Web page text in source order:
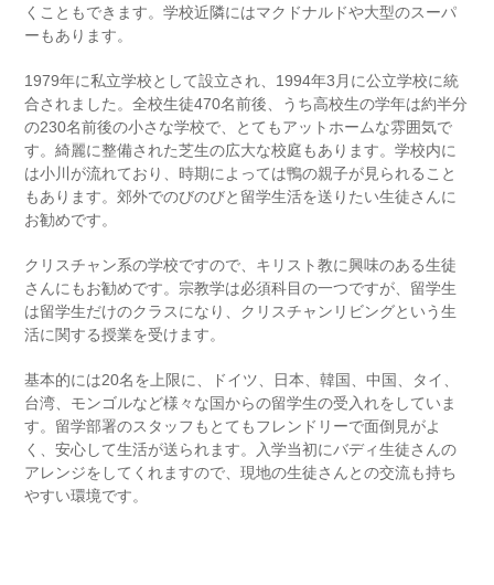
くこともできます。学校近隣にはマクドナルドや大型のスーパ
ーもあります。
1979年に私立学校として設立され、1994年3月に公立学校に統
合されました。全校生徒470名前後、うち高校生の学年は約半分
の230名前後の小さな学校で、とてもアットホームな雰囲気で
す。綺麗に整備された芝生の広大な校庭もあります。学校内に
は小川が流れており、時期によっては鴨の親子が見られること
もあります。郊外でのびのびと留学生活を送りたい生徒さんに
お勧めです。
クリスチャン系の学校ですので、キリスト教に興味のある生徒
さんにもお勧めです。宗教学は必須科目の一つですが、留学生
は留学生だけのクラスになり、クリスチャンリビングという生
活に関する授業を受けます。
基本的には20名を上限に、ドイツ、日本、韓国、中国、タイ、
台湾、モンゴルなど様々な国からの留学生の受入れをしていま
す。留学部署のスタッフもとてもフレンドリーで面倒見がよ
く、安心して生活が送られます。入学当初にバディ生徒さんの
アレンジをしてくれますので、現地の生徒さんとの交流も持ち
やすい環境です。